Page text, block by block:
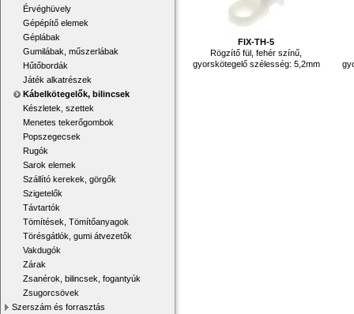
Érvéghüvely
Gépépítő elemek
Géplábak
Gumilábak, műszerlábak
Hűtőbordák
Játék alkatrészek
Kábelkötegelők, bilincsek
Készletek, szettek
Menetes tekerőgombok
Popszegecsek
Rugók
Sarok elemek
Szállító kerekek, görgők
Szigetelők
Távtartók
Tömítések, Tömítőanyagok
Törésgátlók, gumi átvezetők
Vakdugók
Zárak
Zsanérok, bilincsek, fogantyúk
Zsugorcsövek
Szerszám és forrasztás
FIX-TH-5
Rögzítő fül, fehér színű,
gyorskötegelő szélesség: 5,2mm